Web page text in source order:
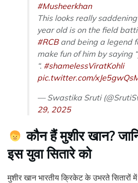
#Musheerkhan
This looks really
year old is on the field
#RCBand being a legend
make fun of him by saying
“. #shamelessViratKohli
pic.twitter.com/
— Swastika Sruti
29, 2025
कौन हैं मुशीर खान?
इस युवा सितारे को
मुशीर खान भारतीय क्रिकेट के उभरते